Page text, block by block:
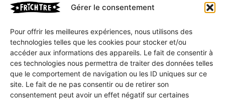
Gérer le consentement
Pour offrir les meilleures expériences, nous utilisons des
technologies telles que les cookies pour stocker et/ou
accéder aux informations des appareils. Le fait de consentir à
ces technologies nous permettra de traiter des données telles
que le comportement de navigation ou les ID uniques sur ce
site. Le fait de ne pas consentir ou de retirer son
consentement peut avoir un effet négatif sur certaines
Politique de confidentialité
CGV
Mon compte
Mon Panier